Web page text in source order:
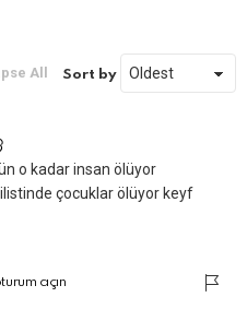
All Sort by
o kadar insan ölüyor
çocuklar ölüyor keyf
açın